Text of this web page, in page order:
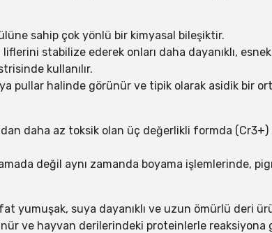
sahip çok yönlü bir kimyasal bileşiktir.
stabilize ederek onları daha dayanıklı,
kullanılır.
pullar halinde görünür ve tipik olarak asidik bir
daha az toksik olan üç değerlikli formda
değil aynı zamanda boyama işlemlerinde,
yumuşak, suya dayanıklı ve uzun ömürlü deri
ve hayvan derilerindeki proteinlerle reaksiyona